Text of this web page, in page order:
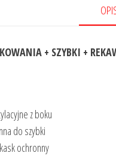
+ SZYBKI +
z boku
do szybki
ochronny